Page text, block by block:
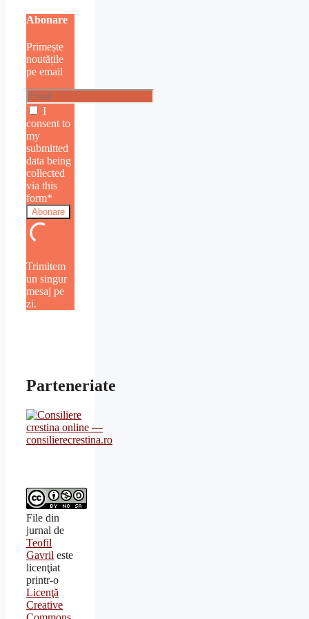
Abonare
Primește
noutățile
pe email
I
consent to
my
submitted
data being
collected
via this
form*
Trimitem
un singur
mesaj pe
zi.
Parteneriate
File din
jurnal de
Teofil
Gavril este
licenţiat
printr-o
Licenţă
Creative